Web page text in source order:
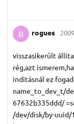
R rogues
visszasikerült
rég,azt
inditásnál ez
name_to_dev_t/
67632b335ddd/
/dev/disk/by-uuid/